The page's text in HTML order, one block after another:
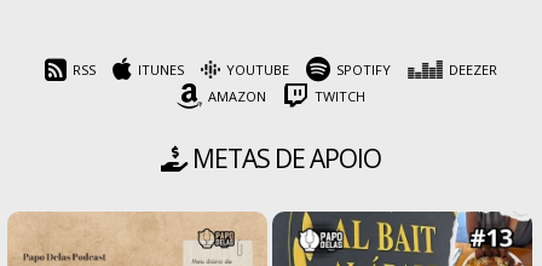
RSS ITUNES YOUTUBE SPOTIFY
DEEZER
AMAZON
TWITCH
METAS DE APOIO